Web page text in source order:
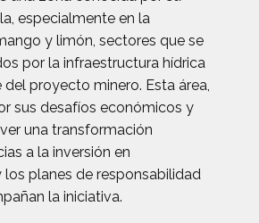
especialmente en la
y limón, sectores que se
por la infraestructura hídrica
proyecto minero. Esta área,
sus desafíos económicos y
una transformación
a la inversión en
planes de responsabilidad
la iniciativa.